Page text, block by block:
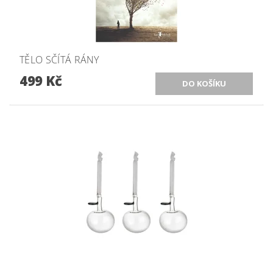
TĚLO SČÍTÁ RÁNY
499 Kč